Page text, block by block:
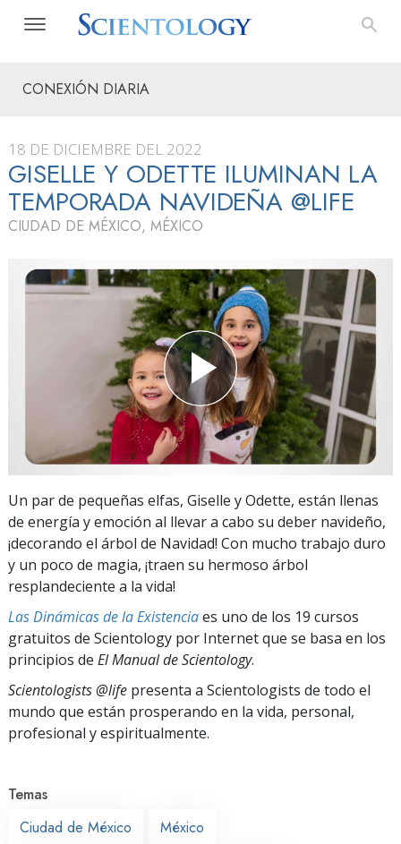
CONEXIÓN DIARIA
18 DE DICIEMBRE DEL 2022
GISELLE Y ODETTE ILUMINAN LA
TEMPORADA NAVIDEÑA @LIFE
CIUDAD DE MÉXICO, MÉXICO
Un par de pequeñas elfas, Giselle y Odette, están llenas
de energía y emoción al llevar a cabo su deber navideño,
¡decorando el árbol de Navidad! Con mucho trabajo duro
y un poco de magia, ¡traen su hermoso árbol
resplandeciente a la vida!
Las Dinámicas de la Existenciaes uno de los 19 cursos
gratuitos de Scientology por Internet que se basa en los
principios de El Manual de Scientology.
Scientologists @life presenta a Scientologists de todo el
mundo que están prosperando en la vida, personal,
profesional y espiritualmente.
Temas
Ciudad de México
México